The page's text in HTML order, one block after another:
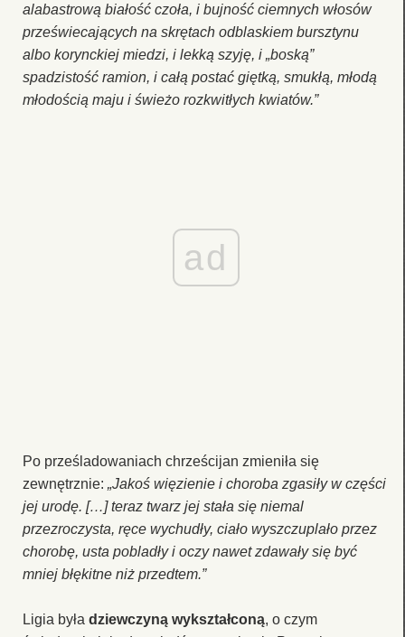
alabastrową białość czoła, i bujność ciemnych włosów
przeświecających na skrętach odblaskiem bursztynu
albo korynckiej miedzi, i lekką szyję, i „boską”
spadzistość ramion, i całą postać giętką, smukłą, młodą
młodością maju i świeżo rozkwitłych kwiatów.”
ad
Po prześladowaniach chrześcijan zmieniła się
zewnętrznie: „Jakoś więzienie i choroba zgasiły w części
jej urodę. […] teraz twarz jej stała się niemal
przezroczysta, ręce wychudły, ciało wyszczuplało przez
chorobę, usta pobladły i oczy nawet zdawały się być
mniej błękitne niż przedtem.”
Ligia była dziewczyną wykształconą, o czym